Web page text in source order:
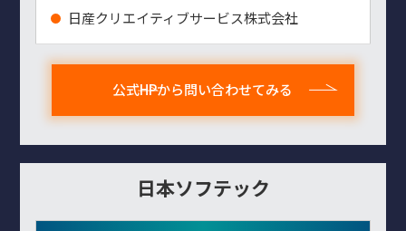
日産クリエイティブサービス株式会社
公式HPから問い合わせてみる
日本ソフテック